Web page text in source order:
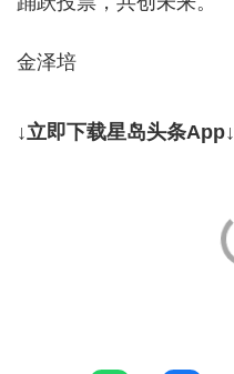
金泽培
↓立即下载星岛头条App↓